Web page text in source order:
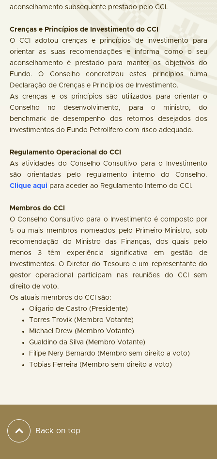
aconselhamento subsequente prestado pelo CCI.
Crenças e Princípios de Investimento do CCI
O CCI adotou crenças e princípios de investimento para
orientar as suas recomendações e informa como o seu
aconselhamento é prestado para manter os objetivos do
Fundo. O Conselho concretizou estes princípios numa
Declaração de Crenças e Princípios de Investimento.
As crenças e os princípios são utilizados para orientar o
Conselho no desenvolvimento, para o ministro, do
benchmark de desempenho dos retornos desejados dos
investimentos do Fundo Petrolífero com risco adequado.
Regulamento Operacional do CCI
As atividades do Conselho Consultivo para o Investimento
são orientadas pelo regulamento interno do Conselho.
Clique aqui para aceder ao Regulamento Interno do CCI.
Membros do CCI
O Conselho Consultivo para o Investimento é composto por
5 ou mais membros nomeados pelo Primeiro-Ministro, sob
recomendação do Ministro das Finanças, dos quais pelo
menos 3 têm experiência significativa em gestão de
investimentos. O Diretor do Tesouro e um representante do
gestor operacional participam nas reuniões do CCI sem
direito de voto.
Os atuais membros do CCI são:
Oligario de Castro (Presidente)
Torres Trovik (Membro Votante)
Michael Drew (Membro Votante)
Gualdino da Silva (Membro Votante)
Filipe Nery Bernardo (Membro sem direito a voto)
Tobias Ferreira (Membro sem direito a voto)
Back on top